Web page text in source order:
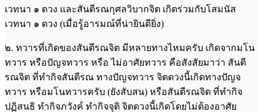
เวทนา ๑ ดวง และสันตีรณกุศลวิบากจิต เกิดร่วมกับโสมนัส
เวทนา ๑ ดวง (เมื่อรู้อารมณ์ที่น่ายินดียิ่ง)
๒. ทวารที่เกิดของสันตีรณจิต มีหลายทางไหมครับ เกิดจากมโน
ทวาร หรือปัญจทวาร หรือ ไม่อาศัยทวาร คือสังสัยมาว่า สันตี
รณจิต ที่ทำกิจสันตีรณ ทางปัญจทวาร จิตดวงนี้เกิดทางปัญจ
ทวาร หรือมโนทวารครับ (ยังสับสน) หรือสันตีรณจิต ที่ทำกิจ
ปฏิสนธิ ทำกิจภวังค์ ทำกิจจุติ จิตดวงนี้เกิดโดยไม่ต้องอาศัย